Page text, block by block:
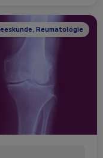
Reumatologie